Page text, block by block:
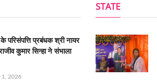
परिसंपत्ति प्रबंधक श्री नायर
कुमार सिन्हा ने संभाला
1, 2026
STATE